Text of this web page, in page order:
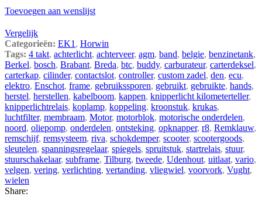
Toevoegen aan wenslijst
Vergelijk
Categorieën: EK1 , Horwin
Tags: 4 takt, achterlicht, achterveer, agm, band, belgie, benzinetank,
Berkel, bosch, Brabant, Breda, btc, buddy, carburateur, carterdeksel,
carterkap, cilinder, contactslot, controller, custom zadel, den, ecu,
elektro, Enschot, frame, gebruikssporen, gebruikt, gebruikte, hands,
herstel, herstellen, kabelboom, kappen, knipperlicht kilometerteller,
knipperlichtrelais, koplamp, koppeling, kroonstuk, krukas,
luchtfilter, membraam, Motor, motorblok, motorische onderdelen,
noord, oliepomp, onderdelen, ontsteking, opknapper, r8, Remklauw,
remschijf, remsysteem, riva, schokdemper, scooter, scootergoods,
sleutelen, spanningsregelaar, spiegels, spruitstuk, startrelais, stuur,
stuurschakelaar, subframe, Tilburg, tweede, Udenhout, uitlaat, vario,
velgen, vering, verlichting, vertanding, vliegwiel, voorvork, Vught,
wielen
Share: